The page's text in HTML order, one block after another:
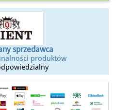
sprzedawca
produktów